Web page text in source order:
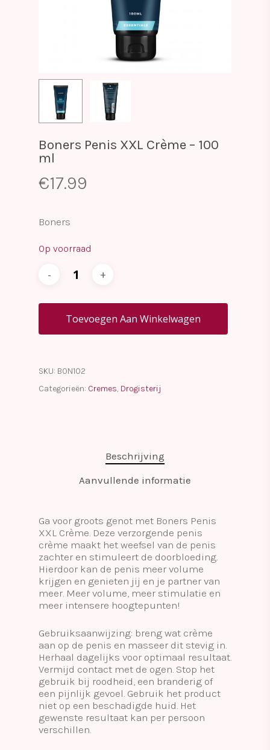
Boners Penis XXL Crème – 100
ml
€17.99
Boners
Op voorraad
Toevoegen Aan Winkelwagen
SKU: BON102
Categorieën: Cremes, Drogisterij
Beschrijving
Aanvullende informatie
Ga voor groots genot met Boners Penis
XXL Crème. Deze verzorgende penis
crème maakt het weefsel van de penis
zachter en stimuleert de doorbloeding.
Hierdoor kan de penis meer volume
krijgen en genieten jij en je partner van
meer. Meer volume, meer stimulatie en
meer intensere hoogtepunten!
Gebruiksaanwijzing: breng wat crème
aan op de penis en masseer dit stevig in.
Herhaal dagelijks voor optimaal resultaat.
Vermijd contact met de ogen. Stop het
gebruik bij roodheid, een branderig of
een pijnlijk gevoel. Gebruik het product
niet op een beschadigde huid. Het
gewenste resultaat kan per persoon
verschillen.